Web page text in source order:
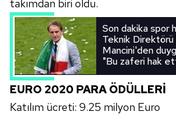
takımdan biri oldu.
Son dakika spor
Teknik
Mancini'den
"Bu zaferi hak
EURO 2020 PARA ÖDÜLLERİ
Katılım ücreti: 9.25 milyon Euro